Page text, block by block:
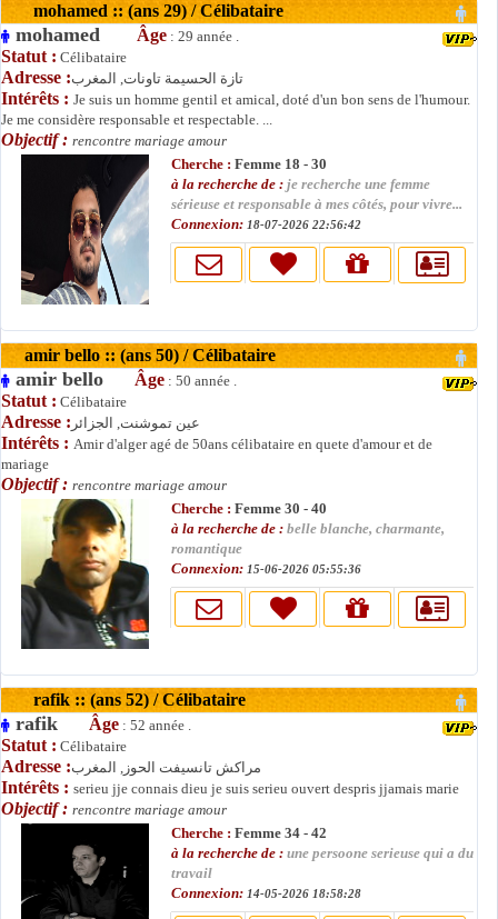
mohamed :: (ans 29) / Célibataire
mohamed Âge : 29 année .
Statut : Célibataire
Adresse :تازة الحسيمة تاونات, المغرب
Intérêts : Je suis un homme gentil et amical, doté d'un bon sens de l'humour.
Je me considère responsable et respectable. ...
Objectif : rencontre mariage amour
Cherche : Femme 18 - 30
à la recherche de : je recherche une femme
sérieuse et responsable à mes côtés, pour vivre...
Connexion: 18-07-2026 22:56:42
amir bello :: (ans 50) / Célibataire
amir bello Âge : 50 année .
Statut : Célibataire
Adresse : عين تموشنت, الجزائر
Intérêts : Amir d'alger agé de 50ans célibataire en quete d'amour et de
mariage
Objectif : rencontre mariage amour
Cherche : Femme 30 - 40
à la recherche de : belle blanche, charmante,
romantique
Connexion: 15-06-2026 05:55:36
rafik :: (ans 52) / Célibataire
rafik Âge : 52 année .
Statut : Célibataire
Adresse :مراكش تانسيفت الحوز, المغرب
Intérêts : serieu jje connais dieu je suis serieu ouvert despris jjamais marie
Objectif : rencontre mariage amour
Cherche : Femme 34 - 42
à la recherche de : une persoone serieuse qui a du
travail
Connexion: 14-05-2026 18:58:28